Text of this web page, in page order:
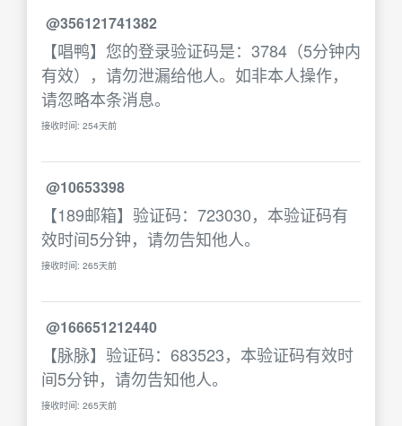
@356121741382
【唱鸭】您的登录验证码是：3784（5分钟内
有效），请勿泄漏给他人。如非本人操作，
请忽略本条消息。
接收时间: 254天前
@10653398
【189邮箱】验证码：723030，本验证码有
效时间5分钟，请勿告知他人。
接收时间: 265天前
@166651212440
【脉脉】验证码：683523，本验证码有效时
间5分钟，请勿告知他人。
接收时间: 265天前